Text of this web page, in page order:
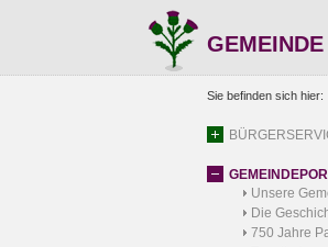
GEMEINDE
Sie befinden sich hier:
Unsere
Die
750 Jahre